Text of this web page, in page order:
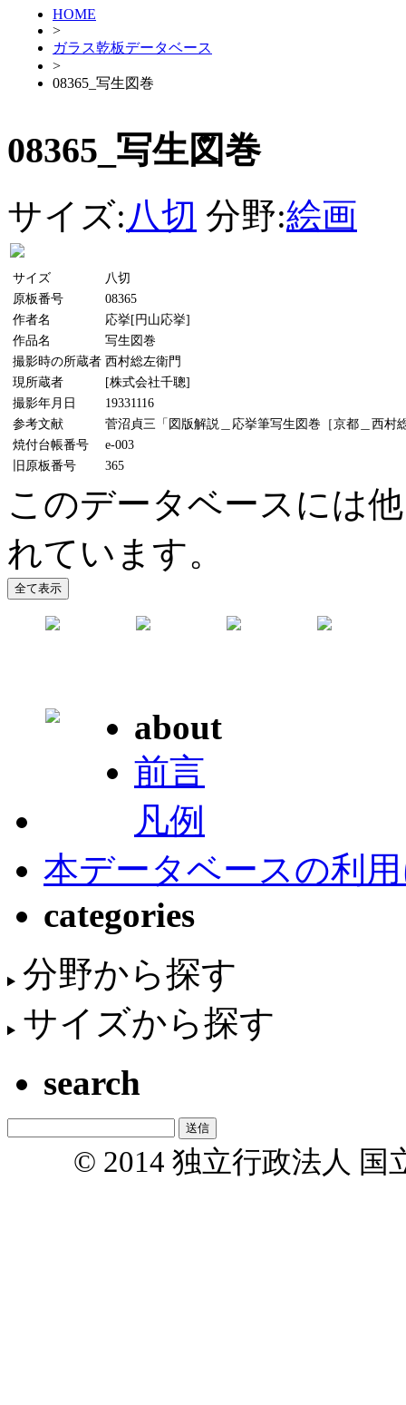
HOME
>
ガラス乾板データベース
>
08365_写生図巻
08365_写生図巻
サイズ:八切 分野:絵画
サイズ
八切
原板番号
08365
作者名
応挙[円山応挙]
作品名
写生図巻
撮影時の所蔵者 西村総左衛門
現所蔵者
[株式会社千聰]
撮影年月日
19331116
参考文献
菅沼貞三「図版解説＿応挙筆写生図巻［京都＿西村
焼付台帳番号
e-003
旧原板番号
365
このデータベースには
れています。
about
前言
凡例
本データベースの利
categories
分野から探す
サイズから探す
search
© 2014 独立行政法人 国